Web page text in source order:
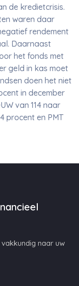
de kredietcrisis.
waren daar
rendement
Daarnaast
het fonds met
geld in kas moet
doen het niet
in december
van 114 naar
procent en PMT
naar uw